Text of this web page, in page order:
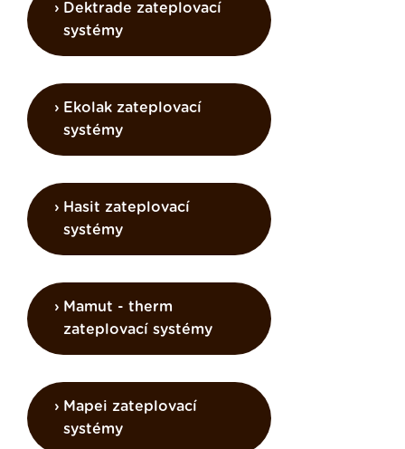
Dektrade zateplovací
systémy
Ekolak zateplovací
systémy
Hasit zateplovací
systémy
Mamut - therm
zateplovací systémy
Mapei zateplovací
systémy